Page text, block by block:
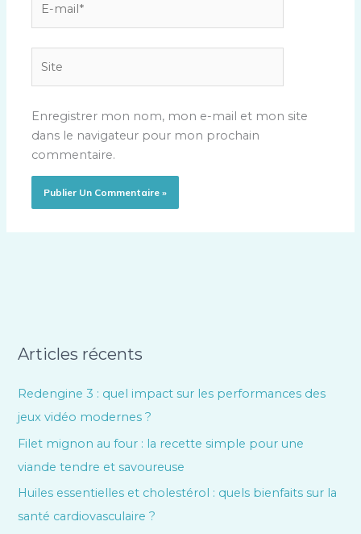
mail*
Enregistrer mon nom, mon e-mail et mon site
dans le navigateur pour mon prochain
commentaire.
Articles récents
Redengine 3 : quel impact sur les performances des
jeux vidéo modernes ?
Filet mignon au four : la recette simple pour une
viande tendre et savoureuse
Huiles essentielles et cholestérol : quels bienfaits sur la
santé cardiovasculaire ?